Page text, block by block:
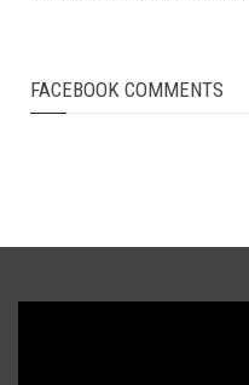
FACEBOOK COMMENTS